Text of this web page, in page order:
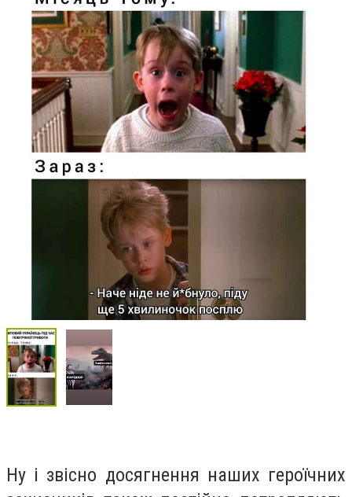
Ну і звісно досягнення наших героїчних